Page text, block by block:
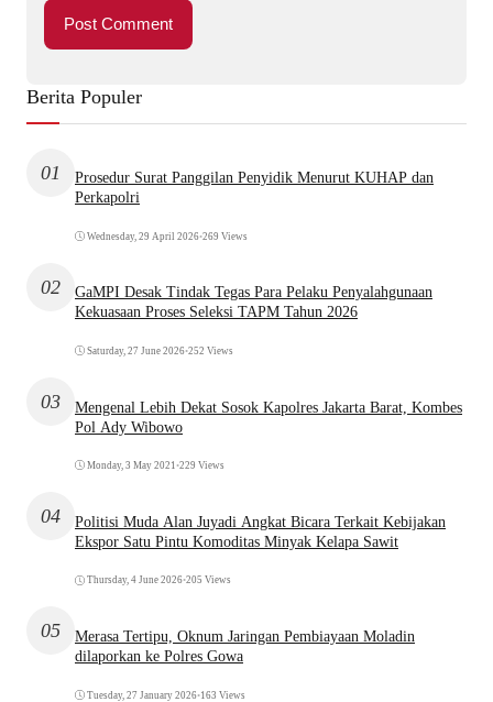
Berita Populer
01
Prosedur Surat Panggilan Penyidik Menurut KUHAP dan
Perkapolri
Wednesday, 29 April 2026•269 Views
02
GaMPI Desak Tindak Tegas Para Pelaku Penyalahgunaan
Kekuasaan Proses Seleksi TAPM Tahun 2026
Saturday, 27 June 2026•252 Views
03
Mengenal Lebih Dekat Sosok Kapolres Jakarta Barat, Kombes
Pol Ady Wibowo
Monday, 3 May 2021 •229 Views
04
Politisi Muda Alan Juyadi Angkat Bicara Terkait Kebijakan
Ekspor Satu Pintu Komoditas Minyak Kelapa Sawit
Thursday, 4 June 2026•205 Views
05
Merasa Tertipu, Oknum Jaringan Pembiayaan Moladin
dilaporkan ke Polres Gowa
Tuesday, 27 January 2026•163 Views